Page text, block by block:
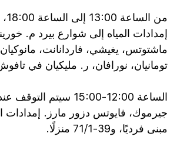
من
إمدادات المياه إلى شوارع بيرد م.
ماشتوتس، يغيشي، فاردانانت،
تومانيان، نورافان، ر. مليكيان في
الساعة 12:00-15:00 سيتم
مبنى فرديًا، و39-71/1 منزلًا.